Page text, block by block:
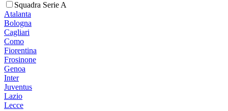
Squadra Serie A
Atalanta
Bologna
Cagliari
Como
Fiorentina
Frosinone
Genoa
Inter
Juventus
Lazio
Lecce